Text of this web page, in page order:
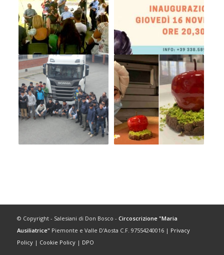
© Copyright - Salesiani di Don Bosco - Circoscrizione "Maria
Ausiliatrice" Piemonte e Valle D'Aosta C.F. 97554240016 | Privacy
Policy| Cookie Policy| DPO